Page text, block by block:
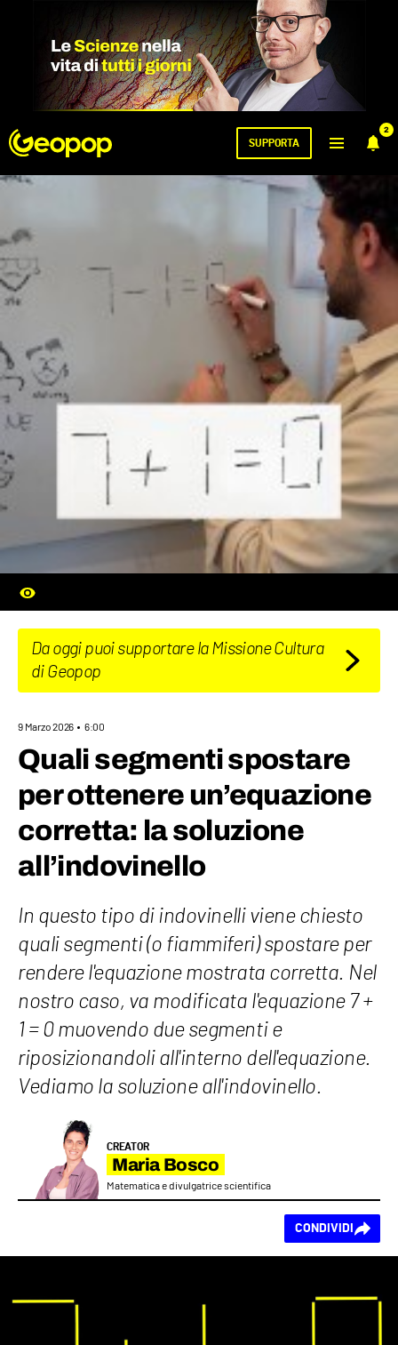
2
SUPPORTA
Da oggi puoi supportare la Missione Cultura
di Geopop
9 Marzo 2026 6:00
Quali segmenti spostare
per ottenere un’equazione
corretta: la soluzione
all’indovinello
In questo tipo di indovinelli viene chiesto
quali segmenti (o fiammiferi) spostare per
rendere l'equazione mostrata corretta. Nel
nostro caso, va modificata l'equazione 7 +
1 = 0 muovendo due segmenti e
riposizionandoli all'interno dell'equazione.
Vediamo la soluzione all'indovinello.
CREATOR
Maria Bosco
Matematica e divulgatrice scientifica
CONDIVIDI